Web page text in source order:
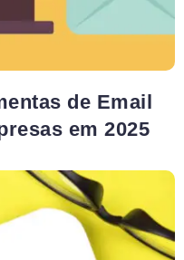
de Email
em 2025